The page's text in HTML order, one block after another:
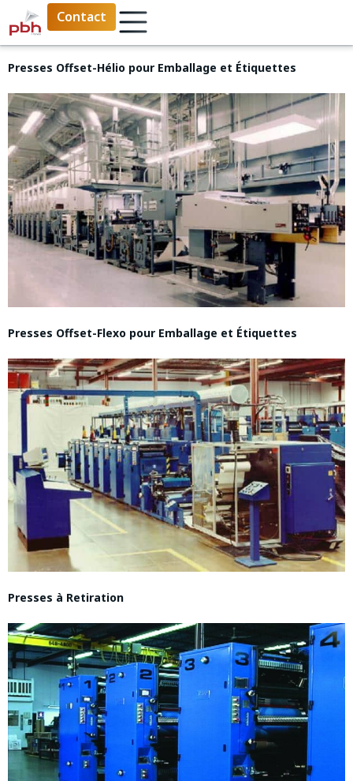
Contact
Presses Offset-Hélio pour Emballage et Étiquettes
Presses Offset-Flexo pour Emballage et Étiquettes
Presses à Retiration